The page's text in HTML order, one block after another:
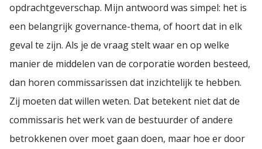
opdrachtgeverschap. Mijn antwoord was simpel: het is
een belangrijk governance-thema, of hoort dat in elk
geval te zijn. Als je de vraag stelt waar en op welke
manier de middelen van de corporatie worden besteed,
dan horen commissarissen dat inzichtelijk te hebben.
Zij moeten dat willen weten. Dat betekent niet dat de
commissaris het werk van de bestuurder of andere
betrokkenen over moet gaan doen, maar hoe er door